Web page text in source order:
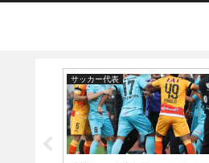
サッカー代表